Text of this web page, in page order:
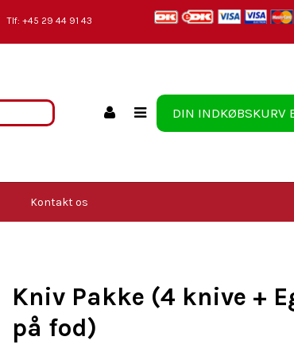
DIN INDKØBSKURV
Kontakt os
Tlf: +45 29 44 91 43
Kniv Pakke (4 knive +
på fod)